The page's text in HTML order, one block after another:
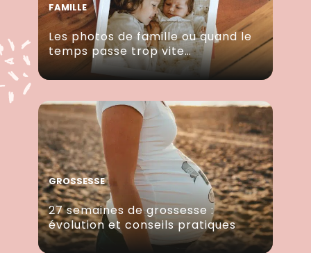
FAMILLE
Les photos de famille ou quand le
temps passe trop vite…
GROSSESSE
27 semaines de grossesse :
évolution et conseils pratiques